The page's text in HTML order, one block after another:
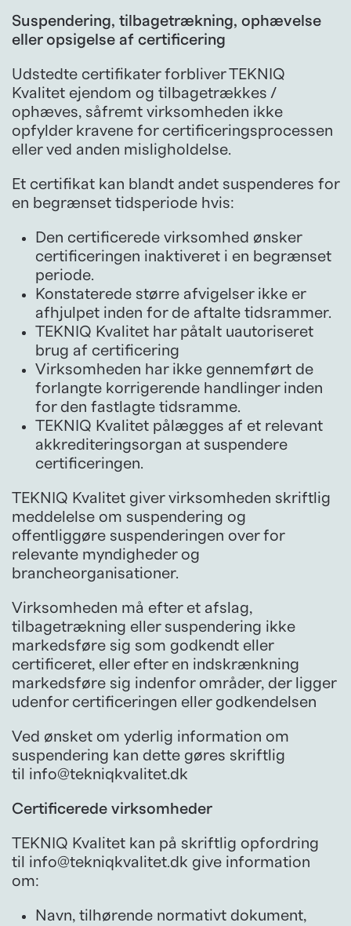
Suspendering, tilbagetrækning, ophævelse
eller opsigelse af certificering
Udstedte certifikater forbliver TEKNIQ
Kvalitet ejendom og tilbagetrækkes /
ophæves, såfremt virksomheden ikke
opfylder kravene for certificeringsprocessen
eller ved anden misligholdelse.
Et certifikat kan blandt andet suspenderes for
en begrænset tidsperiode hvis:
Den certificerede virksomhed ønsker
certificeringen inaktiveret i en begrænset
periode.
Konstaterede større afvigelser ikke er
afhjulpet inden for de aftalte tidsrammer.
TEKNIQ Kvalitet har påtalt uautoriseret
brug af certificering
Virksomheden har ikke gennemført de
forlangte korrigerende handlinger inden
for den fastlagte tidsramme.
TEKNIQ Kvalitet pålægges af et relevant
akkrediteringsorgan at suspendere
certificeringen.
TEKNIQ Kvalitet giver virksomheden skriftlig
meddelelse om suspendering og
offentliggøre suspenderingen over for
relevante myndigheder og
brancheorganisationer.
Virksomheden må efter et afslag,
tilbagetrækning eller suspendering ikke
markedsføre sig som godkendt eller
certificeret, eller efter en indskrænkning
markedsføre sig indenfor områder, der ligger
udenfor certificeringen eller godkendelsen
Ved ønsket om yderlig information om
suspendering kan dette gøres skriftlig
til info@tekniqkvalitet.dk
Certificerede virksomheder
TEKNIQ Kvalitet kan på skriftlig opfordring
til info@tekniqkvalitet.dk give information
om:
Navn, tilhørende normativt dokument,